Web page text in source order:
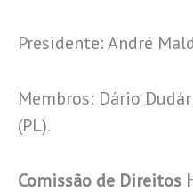
Presidente: André
Membros: Dário
(PL).
Comissão de Direitos